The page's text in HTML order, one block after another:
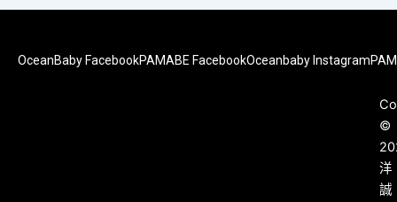
OceanBaby FacebookPAMABE FacebookOceanbaby Instagram
©
洋
誠